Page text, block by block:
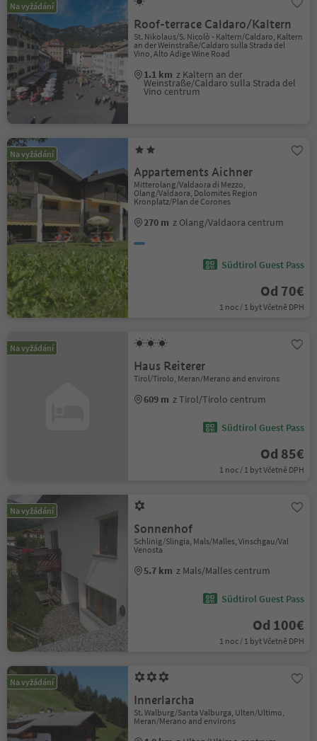
Na vyžádání
Roof-terrace Caldaro/Kaltern
St. Nikolaus/S. Nicolò - Kaltern/Caldaro, Kaltern
an der Weinstraße/Caldaro sulla Strada del
Vino, Alto Adige Wine Road
1.1 km z Kaltern an der
Weinstraße/Caldaro sulla Strada del
Vino centrum
Na vyžádání
Appartements Aichner
Mitterolang/Valdaora di Mezzo,
Olang/Valdaora, Dolomites Region
Kronplatz/Plan de Corones
270 m z Olang/Valdaora centrum
Südtirol Guest Pass
Od 70€
1 noc / 1 byt Včetně DPH
Na vyžádání
Haus Reiterer
Tirol/Tirolo, Meran/Merano and environs
609 m z Tirol/Tirolo centrum
Südtirol Guest Pass
Od 85€
1 noc / 1 byt Včetně DPH
Na vyžádání
Sonnenhof
Schlinig/Slingia, Mals/Malles, Vinschgau/Val
Venosta
5.7 km z Mals/Malles centrum
Südtirol Guest Pass
Od 100€
1 noc / 1 byt Včetně DPH
Na vyžádání
Innerlarcha
St. Walburg/Santa Valburga, Ulten/Ultimo,
Meran/Merano and environs